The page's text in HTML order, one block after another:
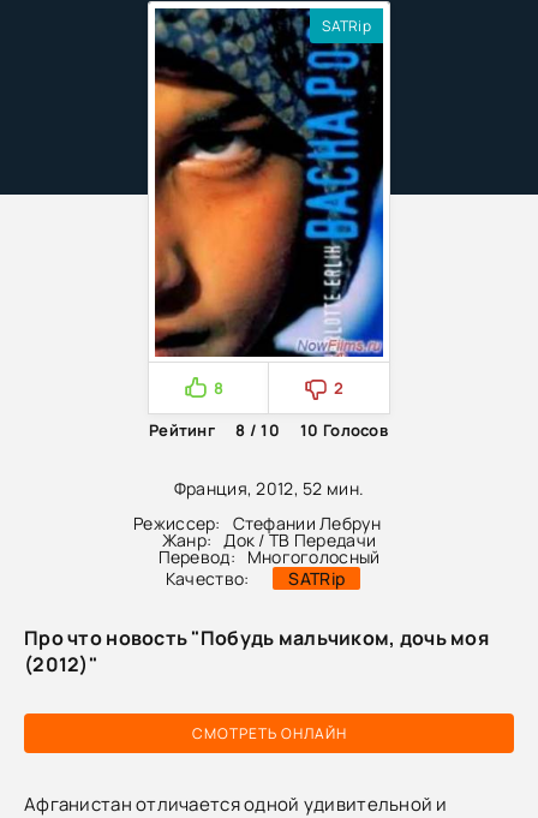
Франция, 2012, 52 мин.
Режиссер:
Стефании Лебрун
Жанр: Док / ТВ Передачи
Перевод: Многоголосный
Качество:
SATRip
SATRip
8
2
Рейтинг
8 / 10 10 Голосов
СМОТРЕТЬ ОНЛАЙН
Про что новость "Побудь мальчиком, дочь моя
(2012)"
Афганистан отличается одной удивительной и